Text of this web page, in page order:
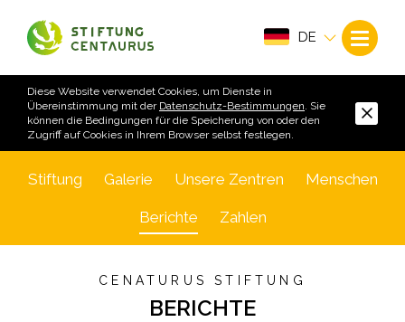
DE
Diese Website verwendet Cookies, um Dienste in
Übereinstimmung mit der Datenschutz-Bestimmungen. Sie
können die Bedingungen für die Speicherung von oder den
Zugriff auf Cookies in Ihrem Browser selbst festlegen.
Stiftung Galerie Unsere Zentren Menschen
Berichte Zahlen
CENATURUS STIFTUNG
BERICHTE